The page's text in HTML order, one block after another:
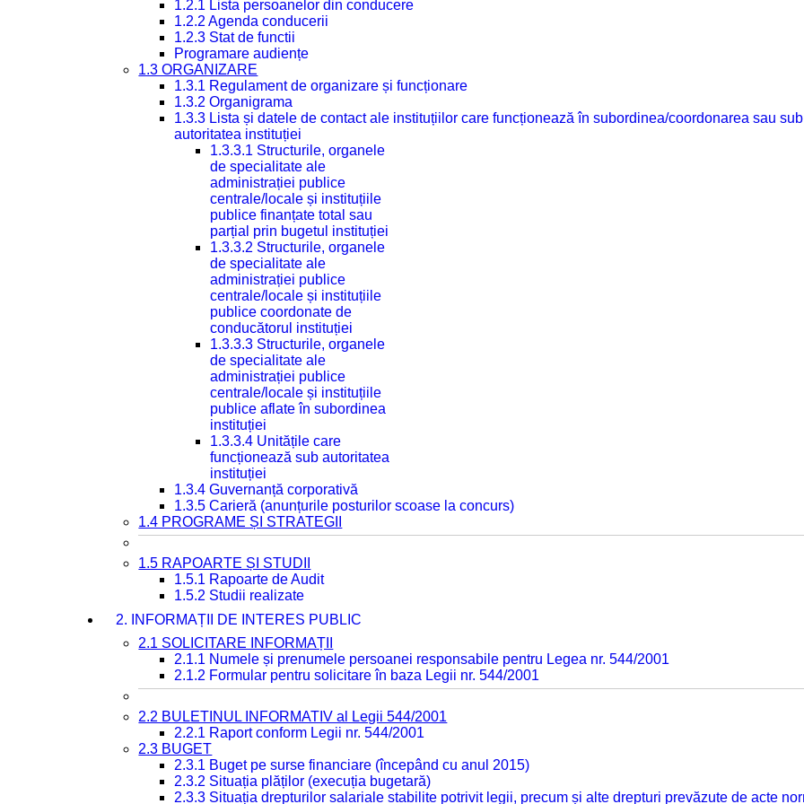
1.2.1 Lista persoanelor din conducere
1.2.2 Agenda conducerii
1.2.3 Stat de functii
Programare audiențe
1.3 ORGANIZARE
1.3.1 Regulament de organizare și funcționare
1.3.2 Organigrama
1.3.3 Lista și datele de contact ale instituțiilor care funcționează în subordinea/coordonarea sau sub
autoritatea instituției
1.3.3.1 Structurile, organele
de specialitate ale
administrației publice
centrale/locale și instituțiile
publice finanțate total sau
parțial prin bugetul instituției
1.3.3.2 Structurile, organele
de specialitate ale
administrației publice
centrale/locale și instituțiile
publice coordonate de
conducătorul instituției
1.3.3.3 Structurile, organele
de specialitate ale
administrației publice
centrale/locale și instituțiile
publice aflate în subordinea
instituției
1.3.3.4 Unitățile care
funcționează sub autoritatea
instituției
1.3.4 Guvernanță corporativă
1.3.5 Carieră (anunțurile posturilor scoase la concurs)
1.4 PROGRAME ȘI STRATEGII
1.5 RAPOARTE ȘI STUDII
1.5.1 Rapoarte de Audit
1.5.2 Studii realizate
2. INFORMAȚII DE INTERES PUBLIC
2.1 SOLICITARE INFORMAȚII
2.1.1 Numele și prenumele persoanei responsabile pentru Legea nr. 544/2001
2.1.2 Formular pentru solicitare în baza Legii nr. 544/2001
2.2 BULETINUL INFORMATIV al Legii 544/2001
2.2.1 Raport conform Legii nr. 544/2001
2.3 BUGET
2.3.1 Buget pe surse financiare (începând cu anul 2015)
2.3.2 Situația plăților (execuția bugetară)
2.3.3 Situația drepturilor salariale stabilite potrivit legii, precum și alte drepturi prevăzute de acte